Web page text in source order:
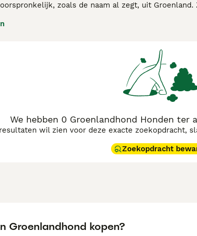
zoals de naam al zegt, uit
geweest in hun geboorteland, hoewel ze niet als
voor informatie over dit
We hebben 0 Groenlandhond Honden ter
wil zien voor deze exacte zoekopdracht,
Zoekopdracht
Groenlandhond kopen?